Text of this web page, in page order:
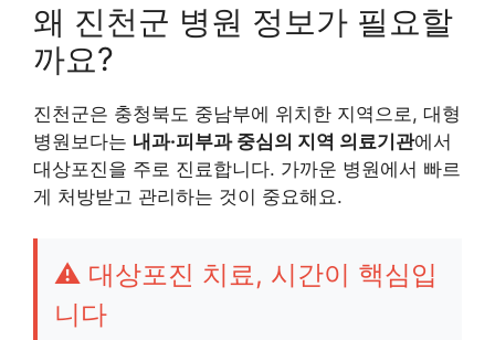
왜 진천군 병원 정보가 필요할
까요?
진천군은 충청북도 중남부에 위치한 지역으로, 대형
병원보다는 내과·피부과 중심의 지역 의료기관에서
대상포진을 주로 진료합니다. 가까운 병원에서 빠르
게 처방받고 관리하는 것이 중요해요.
⚠️ 대상포진 치료, 시간이 핵심입
니다